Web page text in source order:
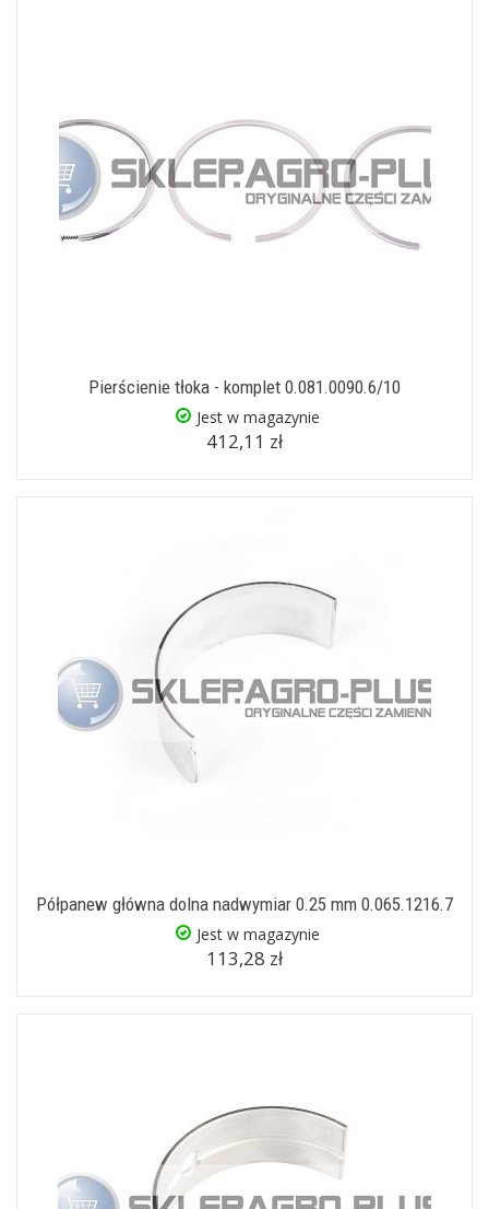
Pierścienie tłoka - komplet 0.081.0090.6/10
Jest w magazynie
412,11 zł
Półpanew główna dolna nadwymiar 0.25 mm 0.065.1216.7
Jest w magazynie
113,28 zł